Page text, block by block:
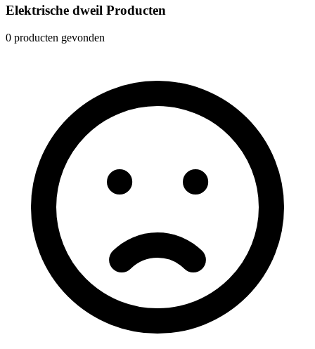
Elektrische dweil Producten
0 producten gevonden